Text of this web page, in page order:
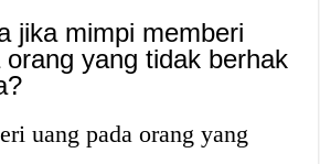
jika mimpi memberi
yang tidak berhak
uang pada orang yang